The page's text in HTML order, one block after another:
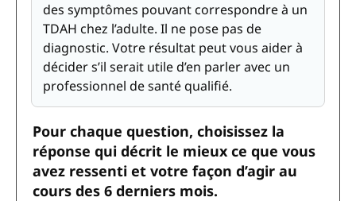
des symptômes pouvant correspondre à un
TDAH chez l’adulte. Il ne pose pas de
diagnostic. Votre résultat peut vous aider à
décider s’il serait utile d’en parler avec un
professionnel de santé qualifié.
Pour chaque question, choisissez la
réponse qui décrit le mieux ce que vous
avez ressenti et votre façon d’agir au
cours des 6 derniers mois.